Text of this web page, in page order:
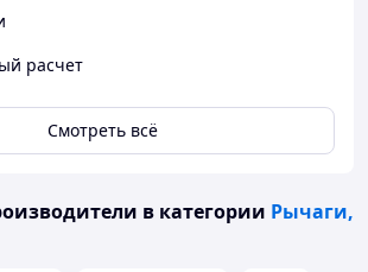
расчет
Смотреть всё
в категории Рычаги,